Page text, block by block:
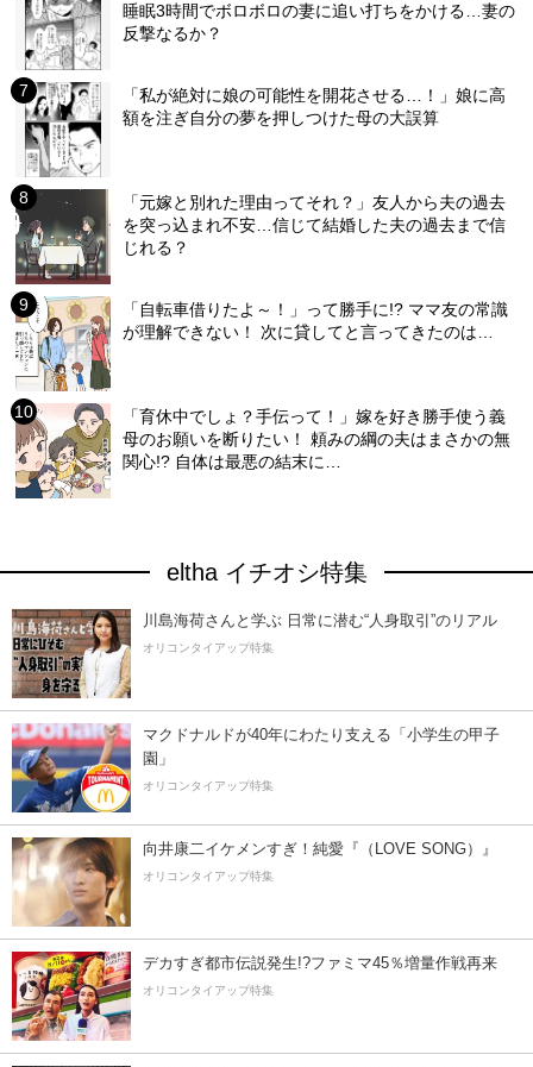
睡眠3時間でボロボロの妻に追い打ちをかける…妻の
反撃なるか？
「私が絶対に娘の可能性を開花させる…！」娘に高
額を注ぎ自分の夢を押しつけた母の大誤算
「元嫁と別れた理由ってそれ？」友人から夫の過去
を突っ込まれ不安…信じて結婚した夫の過去まで信
じれる？
「自転車借りたよ～！」って勝手に!? ママ友の常識
が理解できない！ 次に貸してと言ってきたのは…
「育休中でしょ？手伝って！」嫁を好き勝手使う義
母のお願いを断りたい！ 頼みの綱の夫はまさかの無
関心!? 自体は最悪の結末に…
eltha イチオシ特集
川島海荷さんと学ぶ 日常に潜む“人身取引”のリアル
オリコンタイアップ特集
マクドナルドが40年にわたり支える「小学生の甲子
園」
オリコンタイアップ特集
向井康二イケメンすぎ！純愛『（LOVE SONG）』
オリコンタイアップ特集
デカすぎ都市伝説発生!?ファミマ45％増量作戦再来
オリコンタイアップ特集